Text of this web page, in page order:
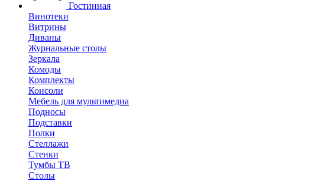
Гостинная
Винотеки
Витрины
Диваны
Журнальные столы
Зеркала
Комоды
Комплекты
Консоли
Мебель для мультимедиа
Подносы
Подставки
Полки
Стеллажи
Стенки
Тумбы ТВ
Столы